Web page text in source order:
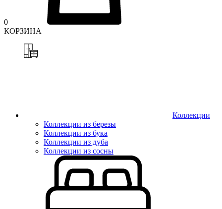
0
КОРЗИНА
Коллекции
Коллекции из березы
Коллекции из бука
Коллекции из дуба
Коллекции из сосны